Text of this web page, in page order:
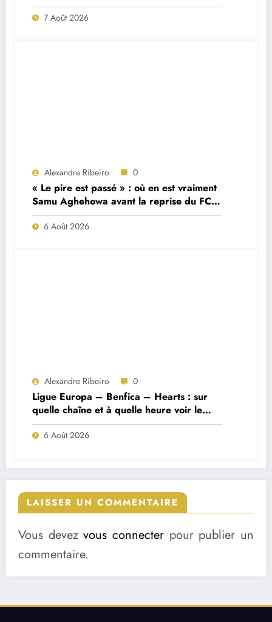
7 Août 2026
Alexandre Ribeiro 0
« Le pire est passé » : où en est vraiment
Samu Aghehowa avant la reprise du FC
Porto ?
6 Août 2026
Alexandre Ribeiro 0
Ligue Europa – Benfica – Hearts : sur
quelle chaîne et à quelle heure voir le
match ?
6 Août 2026
LAISSER UN COMMENTAIRE
Vous devezvous connecter pour publier un
commentaire.